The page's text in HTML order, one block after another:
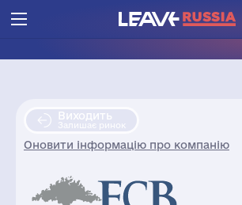
Виходить
Залишає ринок
Оновити інформацію про компанію